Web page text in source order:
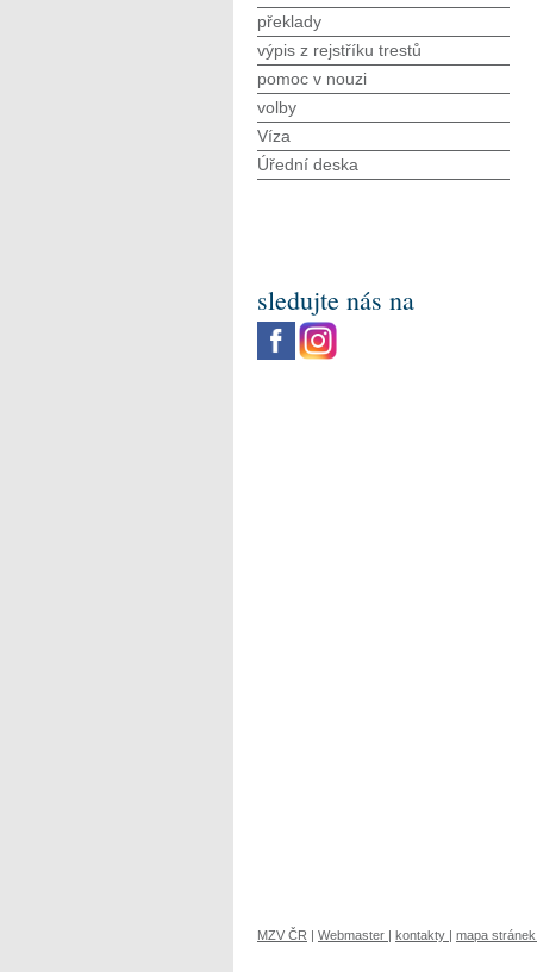
překlady
výpis z rejstříku trestů
pomoc v nouzi
volby
Víza
Úřední deska
sledujte nás na
MZV ČR | Webmaster | kontakty | mapa stránek